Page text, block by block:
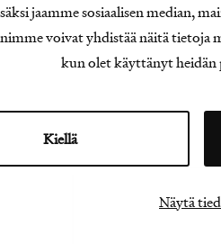
jaamme sosiaalisen median,
voivat yhdistää näitä
kun olet käyttänyt heidän
Kiellä
Näytä